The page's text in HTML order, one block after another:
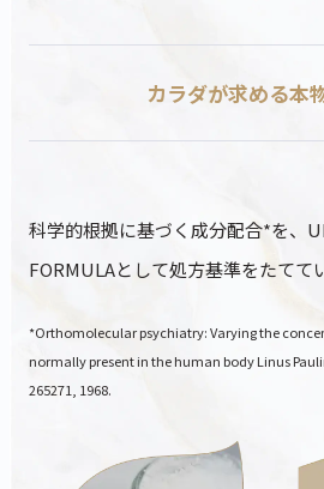
カラダが求める本
科学的根拠に基づく成分配合*を、
FORMULAとして処方基準をたてて
*Orthomolecular psychiatry: Varying the
normally present in the human body Linus
265271, 1968.